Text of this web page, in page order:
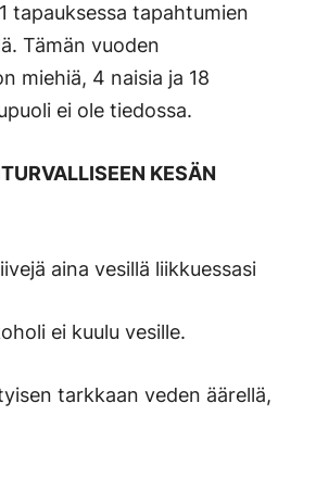
tapauksessa tapahtumien
Tämän vuoden
miehiä, 4 naisia ja 18
ei ole tiedossa.
KESÄN
aina vesillä liikkuessasi
ei kuulu vesille.
tarkkaan veden äärellä,